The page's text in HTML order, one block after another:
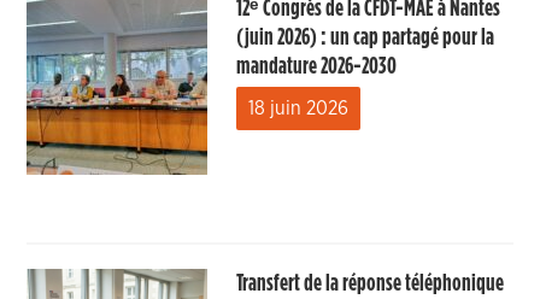
12ᵉ Congrès de la CFDT-MAE à Nantes
(juin 2026) : un cap partagé pour la
mandature 2026-2030
18 juin 2026
Transfert de la réponse téléphonique